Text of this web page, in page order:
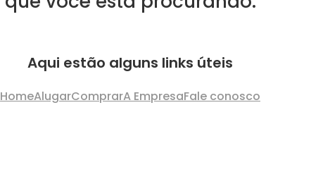
Aqui estão alguns links úteis
HomeAlugarComprarA EmpresaFale conosco